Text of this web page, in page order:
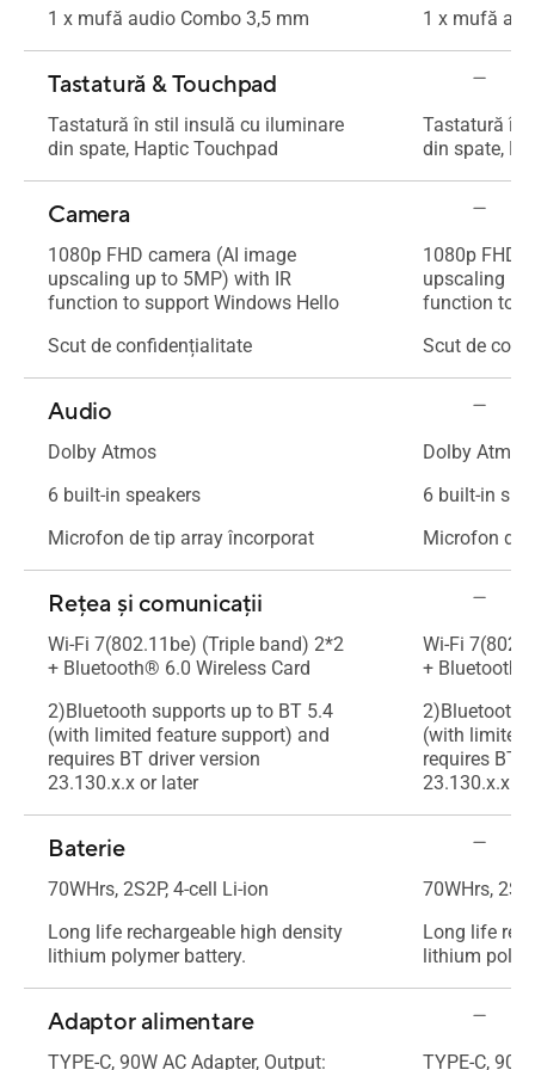
1 x mufă audio Combo 3,5 mm 1 x mufă
Tastatură & Touchpad
Tastatură în stil insulă cu iluminare
din spate, Haptic Touchpad
Tastatură în
din spate,
Camera
1080p FHD camera (AI image
upscaling up to 5MP) with IR
function to support Windows Hello
Scut de confidențialitate
1080p FHD
upscaling
function to
Scut de
Audio
Dolby Atmos
6 built-in speakers
Microfon de tip array încorporat
Dolby Atmos
6 built-in
Microfon de
Rețea și comunicații
Wi-Fi 7(802.11be) (Triple band) 2*2
+ Bluetooth® 6.0 Wireless Card
2)Bluetooth supports up to BT 5.4
(with limited feature support) and
requires BT driver version
23.130.x.x or later
Wi-Fi
+
2)Bluetooth
(with limited
requires BT
23.130.x.x
Baterie
70WHrs, 2S2P, 4-cell Li-ion
Long life rechargeable high density
lithium polymer battery.
70WHrs,
Long life
lithium
Adaptor alimentare
TYPE-C, 90W AC Adapter, Output: TYPE-C,